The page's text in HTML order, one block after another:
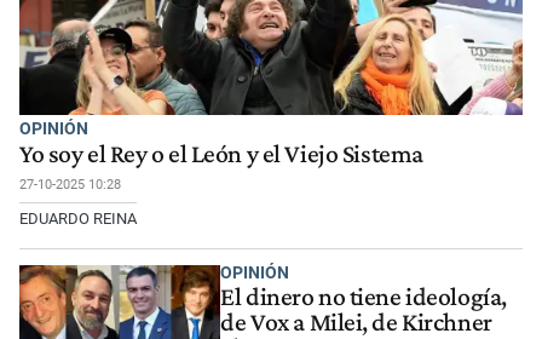
OPINIÓN
Yo soy el Rey o el León y el Viejo Sistema
27-10-2025 10:28
EDUARDO REINA
OPINIÓN
El dinero no tiene ideología,
de Vox a Milei, de Kirchner